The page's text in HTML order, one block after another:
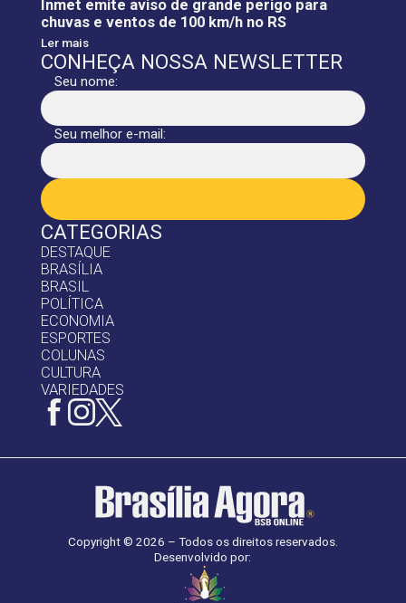
CATEGORIAS
DESTAQUE
BRASÍLIA
BRASIL
POLÍTICA
ECONOMIA
ESPORTES
COLUNAS
CULTURA
VARIEDADES
Inmet emite aviso de grande perigo para
chuvas e ventos de 100 km/h no RS
Ler mais
CONHEÇA NOSSA NEWSLETTER
Seu nome:
Seu melhor e-mail:
Copyright © 2026 – Todos os direitos reservados.
Desenvolvido por: